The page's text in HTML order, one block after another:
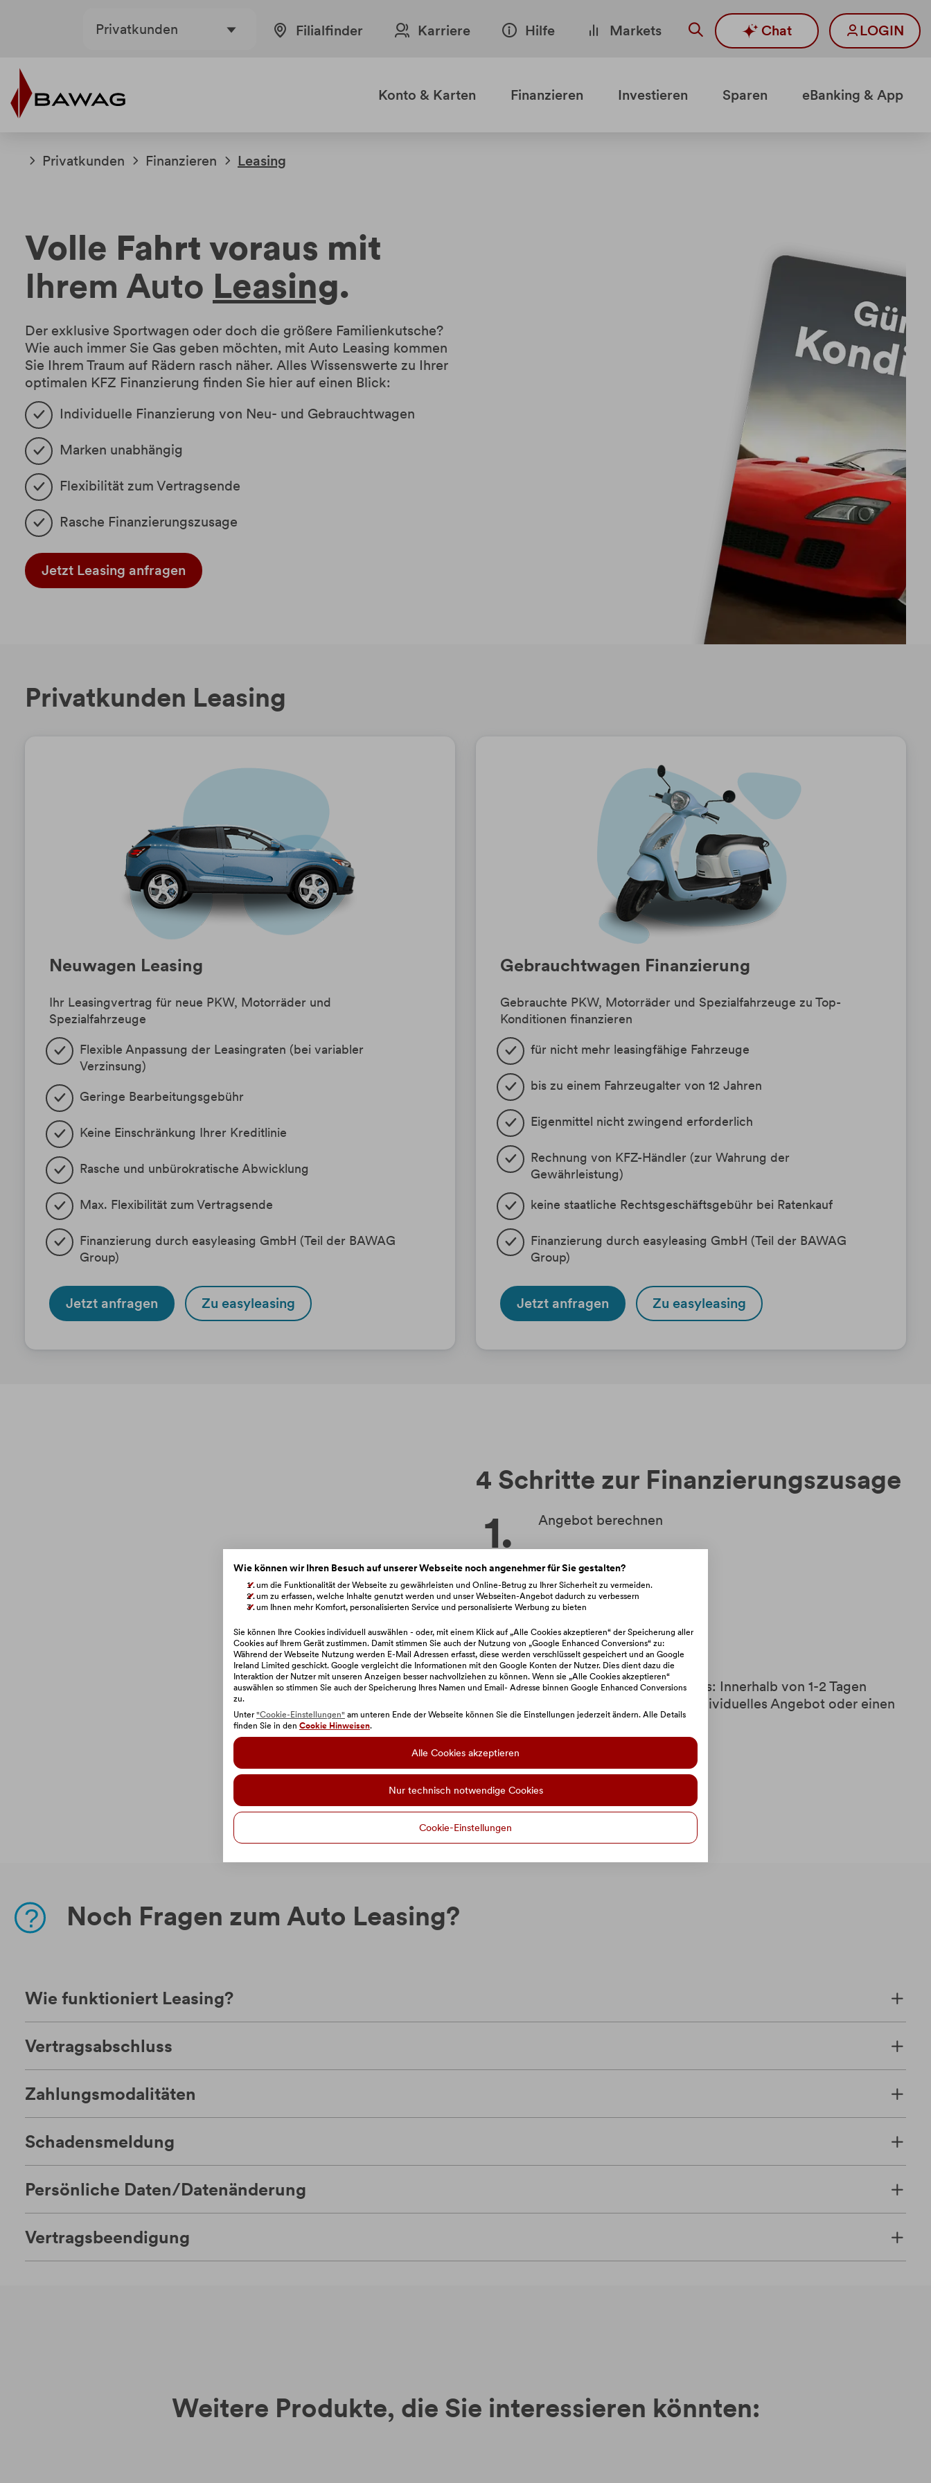
Privatkunden Filialfinder Karriere Hilfe Markets Chat LOGIN
Konto & Karten Finanzieren Investieren Sparen eBanking & App
Privatkunden Finanzieren Leasing
Volle Fahrt voraus mit
Ihrem Auto Leasing.
Der exklusive Sportwagen oder doch die größere Familienkutsche?
Wie auch immer Sie Gas geben möchten, mit Auto Leasing kommen
Sie Ihrem Traum auf Rädern rasch näher. Alles Wissenswerte zu Ihrer
optimalen KFZ Finanzierung finden Sie hier auf einen Blick:
Individuelle Finanzierung von Neu- und Gebrauchtwagen
Marken unabhängig
Flexibilität zum Vertragsende
Rasche Finanzierungszusage
Jetzt Leasing anfragen
Privatkunden Leasing
Neuwagen Leasing
Ihr Leasingvertrag für neue PKW, Motorräder und
Spezialfahrzeuge
Flexible Anpassung der Leasingraten (bei variabler
Verzinsung)
Geringe Bearbeitungsgebühr
Keine Einschränkung Ihrer Kreditlinie
Rasche und unbürokratische Abwicklung
Max. Flexibilität zum Vertragsende
Finanzierung durch easyleasing GmbH (Teil der BAWAG
Group)
Jetzt anfragen Zu easyleasing
Gebrauchtwagen Finanzierung
Gebrauchte PKW, Motorräder und Spezialfahrzeuge zu Top-
Konditionen finanzieren
für nicht mehr leasingfähige Fahrzeuge
bis zu einem Fahrzeugalter von 12 Jahren
Eigenmittel nicht zwingend erforderlich
Rechnung von KFZ-Händler (zur Wahrung der
Gewährleistung)
keine staatliche Rechtsgeschäftsgebühr bei Ratenkauf
Finanzierung durch easyleasing GmbH (Teil der BAWAG
Group)
Jetzt anfragen Zu easyleasing
4 Schritte zur Finanzierungszusage
Angebot berechnen
Online Formular ausfüllen
Anfrage abschicken
Kontaktaufnahme durch uns: Innerhalb von 1-2 Tagen
erhalten Sie von uns ein individuelles Angebot oder einen
Rückruf.
Noch Fragen zum Auto Leasing?
Wie funktioniert Leasing?
Vertragsabschluss
Zahlungsmodalitäten
Schadensmeldung
Persönliche Daten/Datenänderung
Vertragsbeendigung
Weitere Produkte, die Sie interessieren könnten:
Wie können wir Ihren Besuch auf unserer Webseite noch angenehmer für Sie gestalten?
um die Funktionalität der Webseite zu gewährleisten und Online-Betrug zu Ihrer Sicherheit zu vermeiden.
um zu erfassen, welche Inhalte genutzt werden und unser Webseiten-Angebot dadurch zu verbessern
um Ihnen mehr Komfort, personalisierten Service und personalisierte Werbung zu bieten
Sie können Ihre Cookies individuell auswählen - oder, mit einem Klick auf „Alle Cookies akzeptieren“ der Speicherung aller
Cookies auf Ihrem Gerät zustimmen. Damit stimmen Sie auch der Nutzung von „Google Enhanced Conversions“ zu:
Während der Webseite Nutzung werden E-Mail Adressen erfasst, diese werden verschlüsselt gespeichert und an Google
Ireland Limited geschickt. Google vergleicht die Informationen mit den Google Konten der Nutzer. Dies dient dazu die
Interaktion der Nutzer mit unseren Anzeigen besser nachvollziehen zu können. Wenn sie „Alle Cookies akzeptieren“
auswählen so stimmen Sie auch der Speicherung Ihres Namen und Email- Adresse binnen Google Enhanced Conversions
zu.
Unter"Cookie-Einstellungen" am unteren Ende der Webseite können Sie die Einstellungen jederzeit ändern. Alle Details
finden Sie in den Cookie Hinweisen.
Alle Cookies akzeptieren
Nur technisch notwendige Cookies
Cookie-Einstellungen